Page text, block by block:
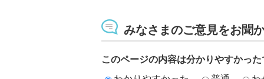
みなさまのご意見をお聞
このページの内容は分かりやすかっ